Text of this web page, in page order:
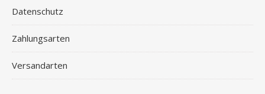
Datenschutz
Zahlungsarten
Versandarten